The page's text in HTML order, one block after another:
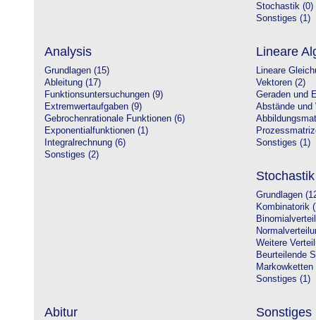
Stochastik (0)
Sonstiges (1)
Analysis
Grundlagen (15)
Ableitung (17)
Funktionsuntersuchungen (9)
Extremwertaufgaben (9)
Gebrochenrationale Funktionen (6)
Exponentialfunktionen (1)
Integralrechnung (6)
Sonstiges (2)
Lineare
Lineare
Vektoren (2)
Geraden und
Abstände und
Sonstiges (1)
Stochastik
Grundlagen
Kombinatorik
Weitere
Beurteilende
Markowketten
Sonstiges (1)
Abitur Sonstiges